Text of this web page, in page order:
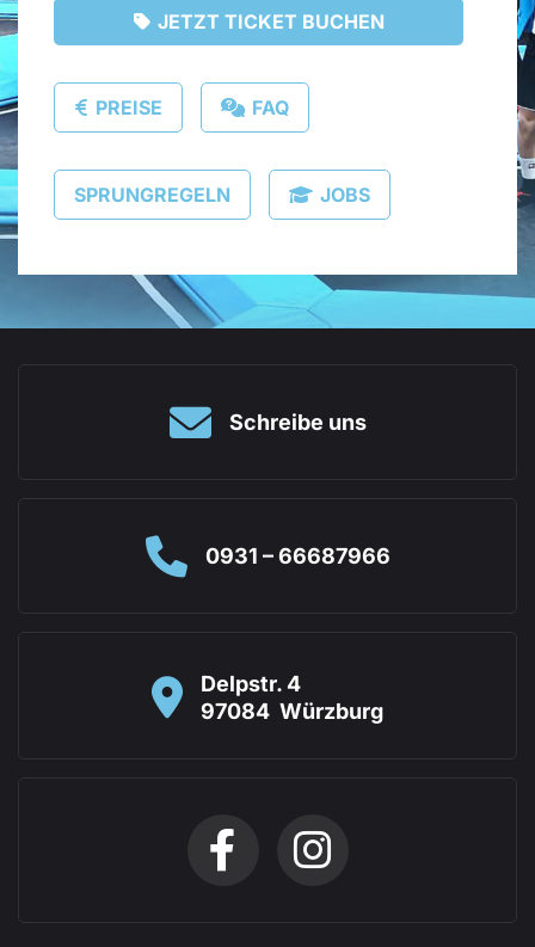
JETZT TICKET BUCHEN
PREISE FAQ
SPRUNGREGELN JOBS
Schreibe uns
0931 – 66687966
Delpstr. 4
97084 Würzburg